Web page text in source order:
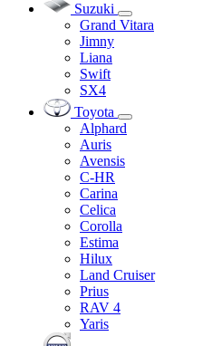
Suzuki
Grand Vitara
Jimny
Liana
Swift
SX4
Toyota
Alphard
Auris
Avensis
C-HR
Carina
Celica
Corolla
Estima
Hilux
Land Cruiser
Prius
RAV 4
Yaris